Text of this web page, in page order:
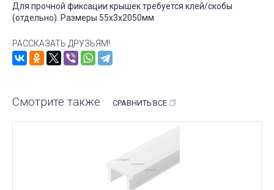
Для прочной фиксации крышек требуется клей/скобы
(отдельно). Размеры 55х3х2050мм
РАССКАЗАТЬ ДРУЗЬЯМ!
Смотрите также СРАВНИТЬ ВСЕ